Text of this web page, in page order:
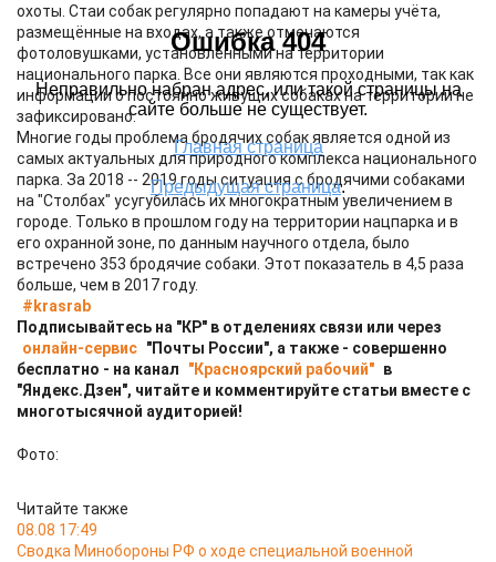
охоты. Стаи собак регулярно попадают на камеры учёта,
размещённые на входах, а также отмечаются
фотоловушками, установленными на территории
национального парка. Все они являются проходными, так как
информации о постоянно живущих собаках на территории не
зафиксировано.
Многие годы проблема бродячих собак является одной из
самых актуальных для природного комплекса национального
парка. За 2018 -- 2019 годы ситуация с бродячими собаками
на "Столбах" усугубилась их многократным увеличением в
городе. Только в прошлом году на территории нацпарка и в
его охранной зоне, по данным научного отдела, было
встречено 353 бродячие собаки. Этот показатель в 4,5 раза
больше, чем в 2017 году.
#krasrab
Подписывайтесь на "КР" в отделениях связи или через
онлайн-сервис "Почты России", а также - совершенно
бесплатно - на канал
"Красноярский рабочий" в
"Яндекс.Дзен", читайте и комментируйте статьи вместе с
многотысячной аудиторией!
Фото:
Читайте также
08.08 17:49
Сводка Минобороны РФ о ходе специальной военной